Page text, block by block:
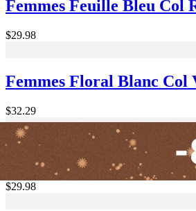
Femmes Feuille Bleu Col
$29.98
Femmes Floral Blanc Col
$32.29
Femmes Rayé Comme
$29.98